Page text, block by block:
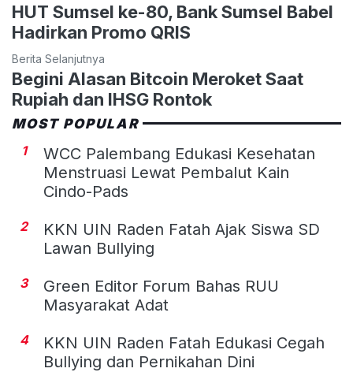
HUT Sumsel ke-80, Bank Sumsel Babel
Hadirkan Promo QRIS
Berita Selanjutnya
Begini Alasan Bitcoin Meroket Saat
Rupiah dan IHSG Rontok
MOST POPULAR
1
WCC Palembang Edukasi Kesehatan
Menstruasi Lewat Pembalut Kain
Cindo-Pads
2
KKN UIN Raden Fatah Ajak Siswa SD
Lawan Bullying
3
Green Editor Forum Bahas RUU
Masyarakat Adat
4
KKN UIN Raden Fatah Edukasi Cegah
Bullying dan Pernikahan Dini